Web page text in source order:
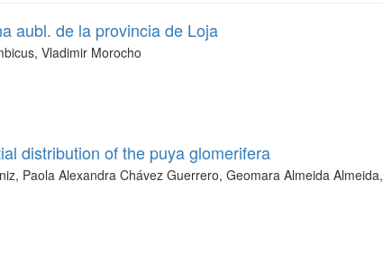
aubl. de la provincia de Loja
Vladimir Morocho
distribution of the puya glomerifera
Paola Alexandra Chávez Guerrero, Geomara Almeida Almeida,